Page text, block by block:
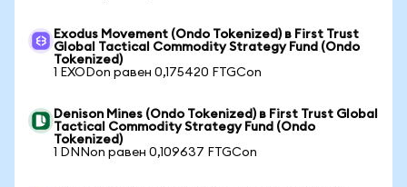
Exodus Movement (Ondo Tokenized) в First Trust
Global Tactical Commodity Strategy Fund (Ondo
Tokenized)
1 EXODon равен 0,175420 FTGCon
Denison Mines (Ondo Tokenized) в First Trust Global
Tactical Commodity Strategy Fund (Ondo
Tokenized)
1 DNNon равен 0,109637 FTGCon